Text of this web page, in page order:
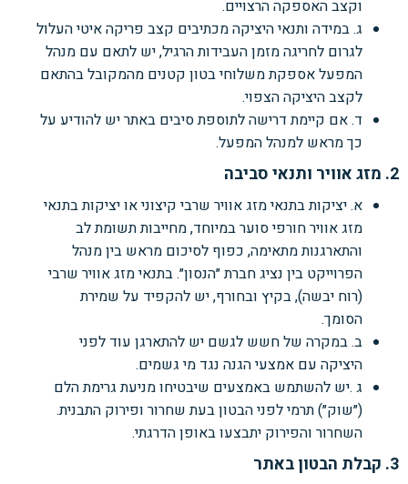
וקצב האספקה הרצויים.
ג. במידה ותנאי היציקה מכתיבים קצב פריקה איטי העלול
לגרום לחריגה מזמן העבידות הרגיל, יש לתאם עם מנהל
המפעל אספקת משלוחי בטון קטנים מהמקובל בהתאם
לקצב היציקה הצפוי.
ד. אם קיימת דרישה לתוספת סיבים באתר יש להודיע על
כך מראש למנהל המפעל.
2. מזג אוויר ותנאי סביבה
א. יציקות בתנאי מזג אוויר שרבי קיצוני או יציקות בתנאי
מזג אוויר חורפי סוער במיוחד, מחייבות תשומת לב
והתארגנות מתאימה, כפוף לסיכום מראש בין מנהל
הפרוייקט בין נציג חברת ״הנסון״. בתנאי מזג אוויר שרבי
(רוח יבשה), בקיץ ובחורף, יש להקפיד על שמירת
הסומך.
ב. במקרה של חשש לגשם יש להתארגן עוד לפני
היציקה עם אמצעי הגנה נגד מי גשמים.
ג .יש להשתמש באמצעים שיבטיחו מניעת גרימת הלם
(״שוק״) תרמי לפני הבטון בעת שחרור ופירוק התבנית.
השחרור והפירוק יתבצעו באופן הדרגתי.
3. קבלת הבטון באתר